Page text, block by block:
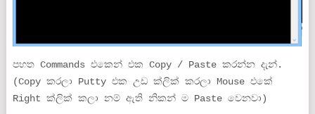
පහත Commands එකෙන් එක Copy / Paste කරන්න දැන්.
(Copy කරලා Putty එක උඩ ක්ලික් කරලා Mouse එකේ
Right ක්ලික් කලා නම් ඇති නිකන් ම Paste වෙනවා)